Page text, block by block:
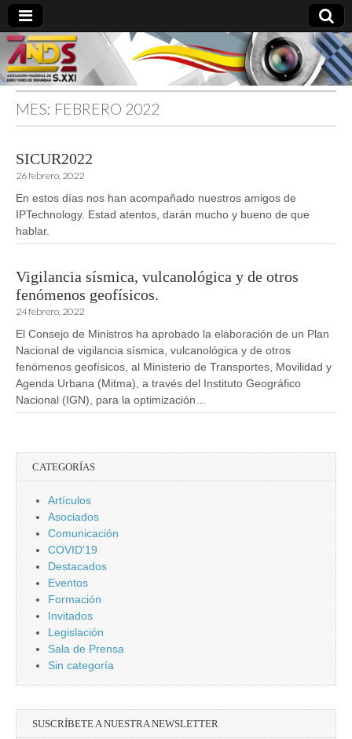
MES: FEBRERO 2022
SICUR2022
26 febrero, 2022
En estos días nos han acompañado nuestros amigos de
IPTechnology. Estad atentos, darán mucho y bueno de que
hablar.
Vigilancia sísmica, vulcanológica y de otros
fenómenos geofísicos.
24 febrero, 2022
El Consejo de Ministros ha aprobado la elaboración de un Plan
Nacional de vigilancia sísmica, vulcanológica y de otros
fenómenos geofísicos, al Ministerio de Transportes, Movilidad y
Agenda Urbana (Mitma), a través del Instituto Geográfico
Nacional (IGN), para la optimización…
CATEGORÍAS
Artículos
Asociados
Comunicación
COVID'19
Destacados
Eventos
Formación
Invitados
Legislación
Sala de Prensa
Sin categoría
SUSCRÍBETE A NUESTRA NEWSLETTER